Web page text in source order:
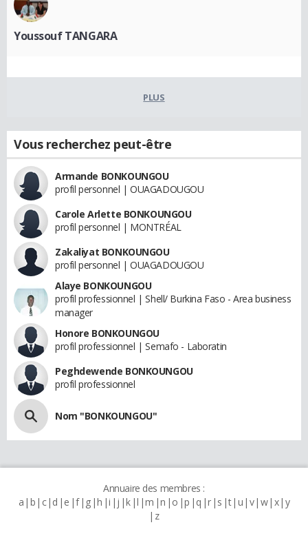
Youssouf TANGARA
PLUS
Vous recherchez peut-être
Armande BONKOUNGOU
profil personnel | OUAGADOUGOU
Carole Arlette BONKOUNGOU
profil personnel | MONTRÉAL
Zakaliyat BONKOUNGOU
profil personnel | OUAGADOUGOU
Alaye BONKOUNGOU
profil professionnel | Shell/ Burkina Faso - Area business
manager
Honore BONKOUNGOU
profil professionnel | Semafo - Laboratin
Peghdewende BONKOUNGOU
profil professionnel
Nom "BONKOUNGOU"
Annuaire des membres :
a b c d e f g h i j k l m n o p q r s t u v w x y
z